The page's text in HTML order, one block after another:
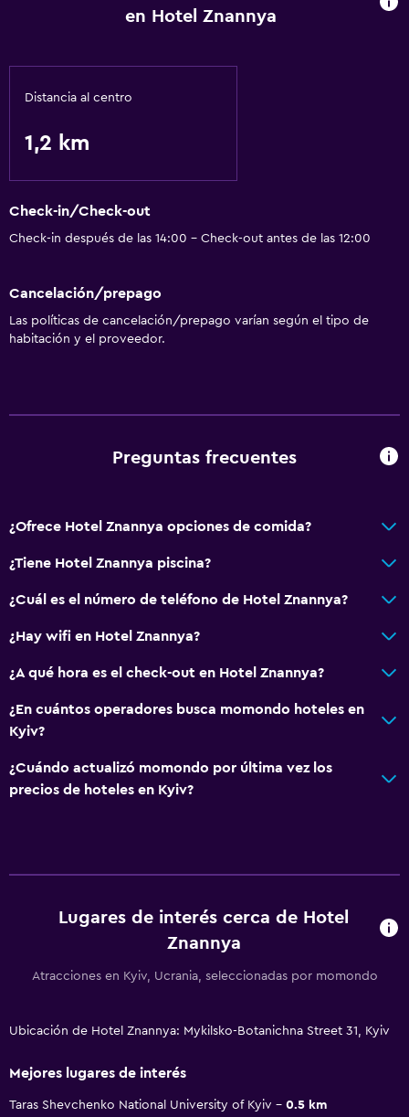
en Hotel Znannya
Distancia al centro
1,2 km
Check-in/Check-out
Check-in después de las 14:00 - Check-out antes de las 12:00
Cancelación/prepago
Las políticas de cancelación/prepago varían según el tipo de
habitación y el proveedor.
Preguntas frecuentes
¿Ofrece Hotel Znannya opciones de comida?
¿Tiene Hotel Znannya piscina?
¿Cuál es el número de teléfono de Hotel Znannya?
¿Hay wifi en Hotel Znannya?
¿A qué hora es el check-out en Hotel Znannya?
¿En cuántos operadores busca momondo hoteles en
Kyiv?
¿Cuándo actualizó momondo por última vez los
precios de hoteles en Kyiv?
Lugares de interés cerca de Hotel
Znannya
Atracciones en Kyiv, Ucrania, seleccionadas por momondo
Ubicación de Hotel Znannya: Mykilsko-Botanichna Street 31, Kyiv
Mejores lugares de interés
Taras Shevchenko National University of Kyiv
0.5 km